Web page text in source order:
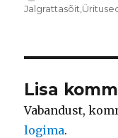
Rubriigid
Jalgrattasõit
Lisa
Vabandust,
logima.